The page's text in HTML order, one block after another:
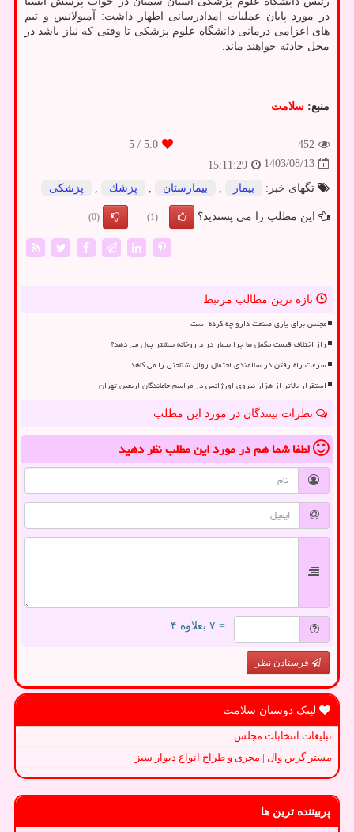
در مورد پایان عملیات امدادرسانی اظهار داشت: آمبولانس و تیم
های اعزامی درمانی دانشگاه علوم پزشکی تا وقتی که نیاز باشد در
محل حادثه خواهند ماند.
منبع: سلامت
452
5.0
/ 5
1403/08/13
15:11:29
تگهای خبر:
بیمار بیمارستان پزشك پزشكی
این مطلب را می پسندید؟ (1)
(0)
تازه ترین مطالب مرتبط
مجلس برای یاری صنعت دارو چه کرده است
راز اختلاف قیمت مکمل ها چرا بیمار در داروخانه بیشتر پول می دهد؟
سرعت راه رفتن در سالمندی احتمال زوال شناختی را می کاهد
استقرار بالاتر از هزار نیروی اورژانس در مراسم جاماندگان اربعین تهران
نظرات بینندگان در مورد این مطلب
لطفا شما همدر مورد این مطلبنظر دهید
= ۷ بعلاوه ۴
فرستادن نظر
لینک دوستان سلامت
تبلیغات انتخابات مجلس
مستر گرین وال | مجری و طراح انواع دیوار سبز
پربیننده ترین ها